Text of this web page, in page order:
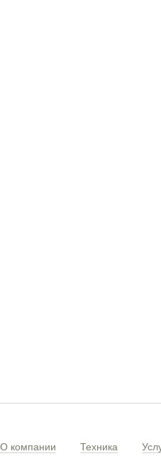
О компании Техника